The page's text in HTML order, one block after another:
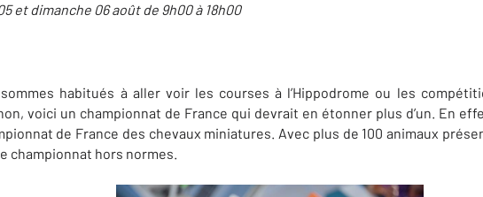
et dimanche 06 août de 9h00 à 18h00
habitués à aller voir les courses à l’Hippodrome ou les
voici un championnat de France qui devrait en étonner plus d’un. En
de France des chevaux miniatures. Avec plus de 100 animaux
championnat hors normes.